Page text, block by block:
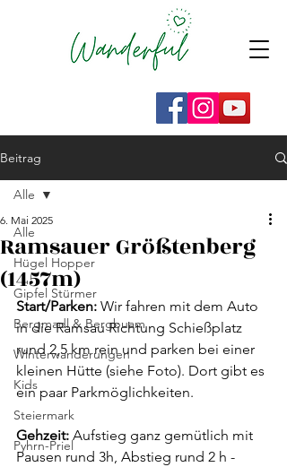
Beitrag
Alle
Hügel Hopper
Gipfel Stürmer
Bergmadl & Bergbuam
Winterwanderungen
Kids
Steiermark
Pyhrn-Priel
Alle
Ramsauer Größtenberg
(1457m)
6. Mai 2025
Start/Parken: Wir fahren mit dem Auto
in die Ramsau Richtung Schießplatz
rund 2,5 km rein und parken bei einer
kleinen Hütte (siehe Foto). Dort gibt es
ein paar Parkmöglichkeiten.
Gehzeit: Aufstieg ganz gemütlich mit
Pausen rund 3h, Abstieg rund 2 h -